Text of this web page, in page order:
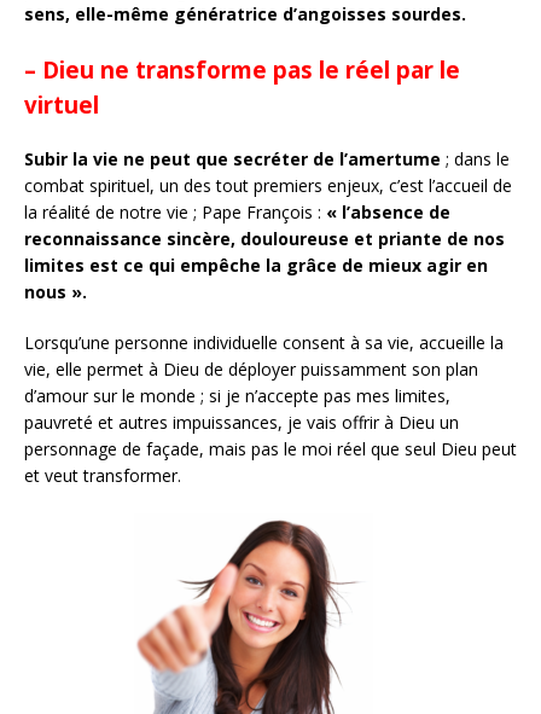
sens, elle-même génératrice d’angoisses sourdes.
– Dieu ne transforme pas le réel par le
virtuel
Subir la vie ne peut que secréter de l’amertume ; dans le
combat spirituel, un des tout premiers enjeux, c’est l’accueil de
la réalité de notre vie ; Pape François : « l’absence de
reconnaissance sincère, douloureuse et priante de nos
limites est ce qui empêche la grâce de mieux agir en
nous ».
Lorsqu’une personne individuelle consent à sa vie, accueille la
vie, elle permet à Dieu de déployer puissamment son plan
d’amour sur le monde ; si je n’accepte pas mes limites,
pauvreté et autres impuissances, je vais offrir à Dieu un
personnage de façade, mais pas le moi réel que seul Dieu peut
et veut transformer.